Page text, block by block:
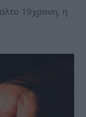
19χρονη, η